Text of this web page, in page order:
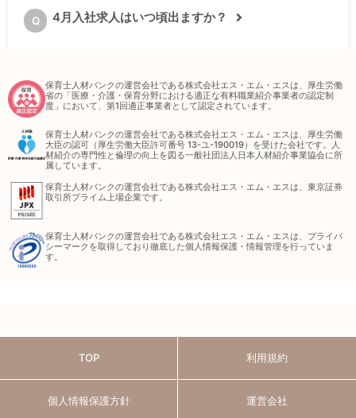
Q 4月入社求人はいつ頃出ますか？
保育士人材バンクの運営会社である株式会社エス・エム・エスは、厚生労働
省の「医療・介護・保育分野における適正な有料職業紹介事業者の認定制
度」において、第1回適正事業者として認定されています。
保育士人材バンクの運営会社である株式会社エス・エム・エスは、厚生労働
大臣の認可（厚生労働大臣許可番号 13-ユ-190019）を受けた会社です。人
材紹介の専門性と倫理の向上を図る一般社団法人日本人材紹介事業協会に所
属しています。
保育士人材バンクの運営会社である株式会社エス・エム・エスは、東京証券
取引所プライム上場企業です。
保育士人材バンクの運営会社である株式会社エス・エム・エスは、プライバ
シーマークを取得しており徹底した個人情報保護・情報管理を行っていま
す。
TOP 利用規約
個人情報保護方針 運営会社